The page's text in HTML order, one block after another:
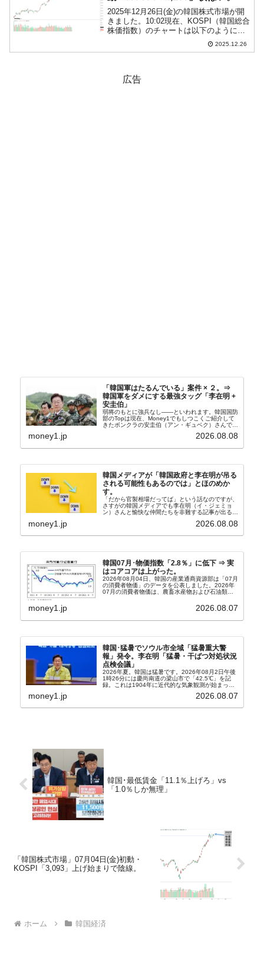
2025年12月26日(金)の韓国株式市場が開
きました。10:02現在、KOSPI（韓国総合
株価指数）のチャートは以下のようにな
『Investing.com』より引用）。投資家別
2025.12.26
広告
「韓国軍はたるんでいる」案件 × ２。⇒
韓国軍をダメにする最強タッグ「李在明 +
安圭伯」
弱将のもとに強兵なし――といわれます。韓国国防
部のTopは現在、Money1でもしつこくご紹介して
きたボンクラの安圭伯（アン・ギュベク）さんで
さんと「韓国初の文官上がり」の国防部長官安圭伯
money1.jp 2026.08.08
韓国メディアが「韓国政府と李在明が吊る
される可能性もあるのでは」とほのめか
す。
「だから官製相場だってば」という話なのですが、
さすがの韓国メディアでも李在明（イ・ジェミョ
ン）さんと愉快な仲間たちを非難する記事が出るよ
『朝鮮日報』に面白い記事が出ています。「東西南
money1.jp 2026.08.08
韓国07月･物価指数「2.8％」に低下 ⇒ 実
はコアコアは上がった。
2026年08月04日、韓国の産業通商資源部は「07月
の消費者物価」のデータを公表しました。2026年
07月の消費者物価は、農畜水産物および石油類の
2.8％上昇（06月は3.2％）となり、上昇率は前...
money1.jp 2026.08.07
韓国･猛暑でソウル市全域「猛暑重大警
報」発令。李在明「猛暑・干ばつ対処状況
点検会議」
2026年夏。韓国は猛暑です。2026年08月2日午後
1時26分には慶尚南道の梁山市で「42.5℃」を記
録。これは1904年に近代的な気象観測が始まって
ウル市全域への「猛暑重大警報」が発令され...
money1.jp 2026.08.07
韓国･最低賃金「11.1％上げろ」vs
「1.0％しか無理」
「韓国株式市場」07月04日(金)初動・
KOSPI「3,093」上げ始まりで陰線。
ホーム 韓国経済